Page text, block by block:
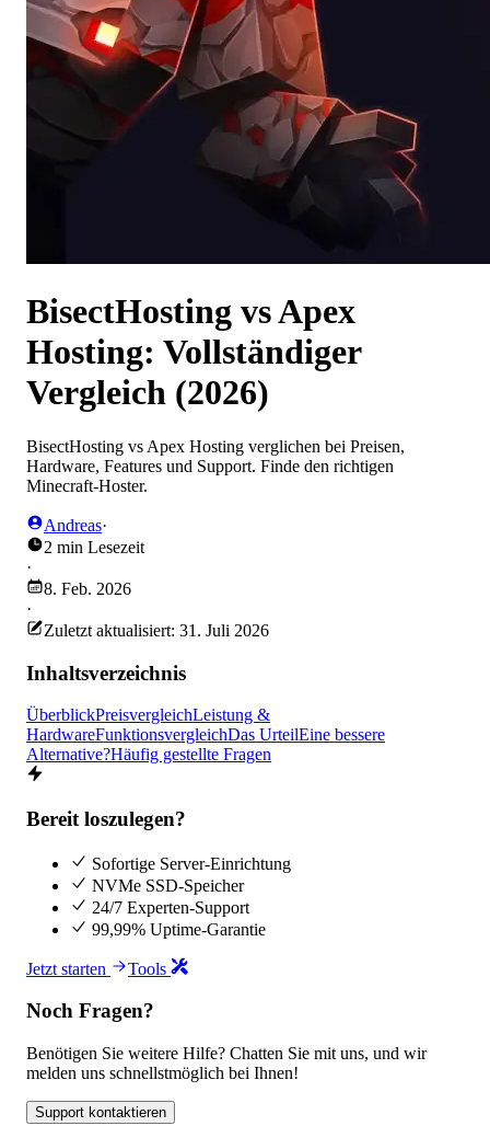
BisectHosting vs Apex
Hosting: Vollständiger
Vergleich (2026)
BisectHosting vs Apex Hosting verglichen bei Preisen,
Hardware, Features und Support. Finde den richtigen
Minecraft-Hoster.
Andreas·
2 min Lesezeit
·
8. Feb. 2026
·
Zuletzt aktualisiert: 31. Juli 2026
Inhaltsverzeichnis
ÜberblickPreisvergleichLeistung &
HardwareFunktionsvergleichDas UrteilEine bessere
Alternative?Häufig gestellte Fragen
Bereit loszulegen?
Sofortige Server-Einrichtung
NVMe SSD-Speicher
24/7 Experten-Support
99,99% Uptime-Garantie
Jetzt starten Tools
Noch Fragen?
Benötigen Sie weitere Hilfe? Chatten Sie mit uns, und wir
melden uns schnellstmöglich bei Ihnen!
Support kontaktieren